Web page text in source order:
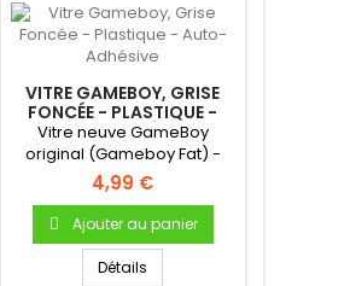
VITRE GAMEBOY, GRISE
FONCÉE - PLASTIQUE -
AUTO-ADHÉSIVE
Vitre neuve GameBoy
original (Gameboy Fat) -
Autocollante - Uniquement
pour...
4,99 €
Ajouter au panier
Détails